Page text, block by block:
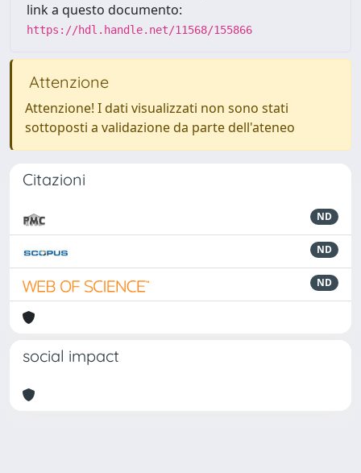
link a questo documento:
https://hdl.handle.net/11568/155866
Attenzione
Attenzione! I dati visualizzati non sono stati
sottoposti a validazione da parte dell'ateneo
Citazioni
ND
ND
ND
social impact